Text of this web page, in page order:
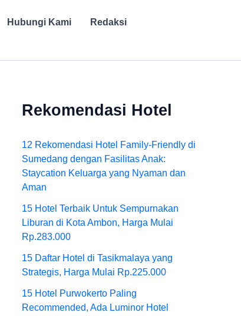
Hubungi Kami
Redaksi
Rekomendasi Hotel
12 Rekomendasi Hotel Family-Friendly di
Sumedang dengan Fasilitas Anak:
Staycation Keluarga yang Nyaman dan
Aman
15 Hotel Terbaik Untuk Sempurnakan
Liburan di Kota Ambon, Harga Mulai
Rp.283.000
15 Daftar Hotel di Tasikmalaya yang
Strategis, Harga Mulai Rp.225.000
15 Hotel Purwokerto Paling
Recommended, Ada Luminor Hotel